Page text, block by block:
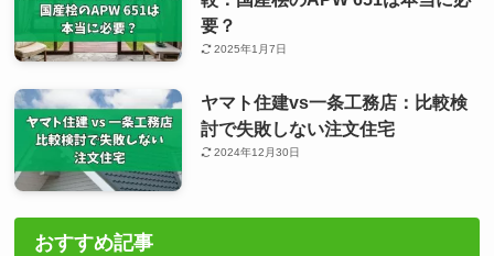
要？
2025年1月7日
ヤマト住建vs一条工務店：比較検
討で失敗しない注文住宅
2024年12月30日
おすすめ記事